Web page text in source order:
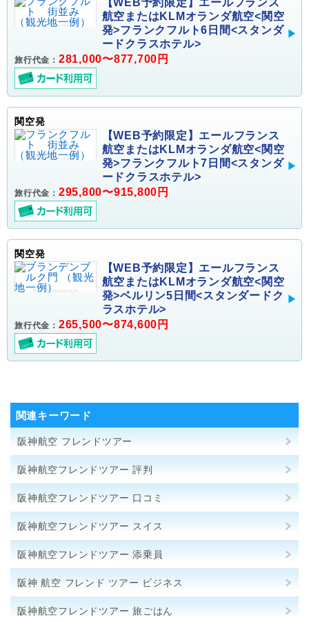
【WEB予約限定】エールフランス
航空またはKLMオランダ航空<関空
発>フランクフルト6日間<スタンダ
ードクラスホテル>
旅行代金： 281,000〜877,700円
関空発
【WEB予約限定】エールフランス
航空またはKLMオランダ航空<関空
発>フランクフルト7日間<スタンダ
ードクラスホテル>
旅行代金： 295,800〜915,800円
関空発
【WEB予約限定】エールフランス
航空またはKLMオランダ航空<関空
発>ベルリン5日間<スタンダードク
ラスホテル>
旅行代金： 265,500〜874,600円
関連キーワード
阪神航空 フレンドツアー
阪神航空フレンドツアー 評判
阪神航空フレンドツアー 口コミ
阪神航空フレンドツアー スイス
阪神航空フレンドツアー 添乗員
阪神 航空 フレンド ツアー ビジネス
阪神航空フレンドツアー 旅ごはん